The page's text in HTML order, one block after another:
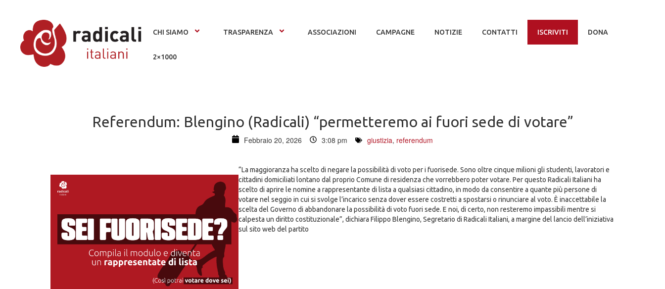
CHI SIAMO TRASPARENZA ASSOCIAZIONI CAMPAGNE NOTIZIE CONTATTI ISCRIVITI DONA
2×1000
Referendum: Blengino (Radicali) “permetteremo ai fuori sede di votare”
Febbraio 20, 2026 3:08 pm giustizia, referendum
“La maggioranza ha scelto di negare la possibilità di voto per i fuorisede. Sono oltre cinque milioni gli studenti, lavoratori e
cittadini domiciliati lontano dal proprio Comune di residenza che vorrebbero poter votare. Per questo Radicali Italiani ha
scelto di aprire le nomine a rappresentante di lista a qualsiasi cittadino, in modo da consentire a quante più persone di
votare nel seggio in cui si svolge l’incarico senza dover essere costretti a spostarsi o rinunciare al voto. È inaccettabile la
scelta del Governo di abbandonare la possibilità di voto fuori sede. E noi, di certo, non resteremo impassibili mentre si
calpesta un diritto costituzionale”, dichiara Filippo Blengino, Segretario di Radicali Italiani, a margine del lancio dell’iniziativa
sul sito web del partito